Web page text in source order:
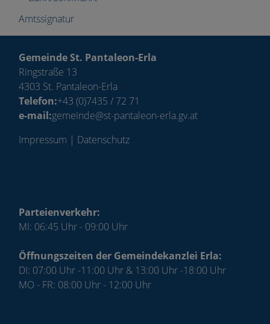
Amtssignatur
Gemeinde St. Pantaleon-Erla
Ringstraße 13
4303 St. Pantaleon-Erla
Telefon:+43 (0)7435 / 72 71
e-mail:gemeinde@st-pantaleon-erla.gv.at
Impressum | Datenschutz
Parteienverkehr:
MI: 06:45 Uhr - 09:00 Uhr
Öffnungszeiten der Gemeindekanzlei Erla:
DI: 07:00 Uhr -11:00 Uhr & 13:00 Uhr -18:00 Uhr
MO - FR: 08:00 Uhr - 12:00 Uhr